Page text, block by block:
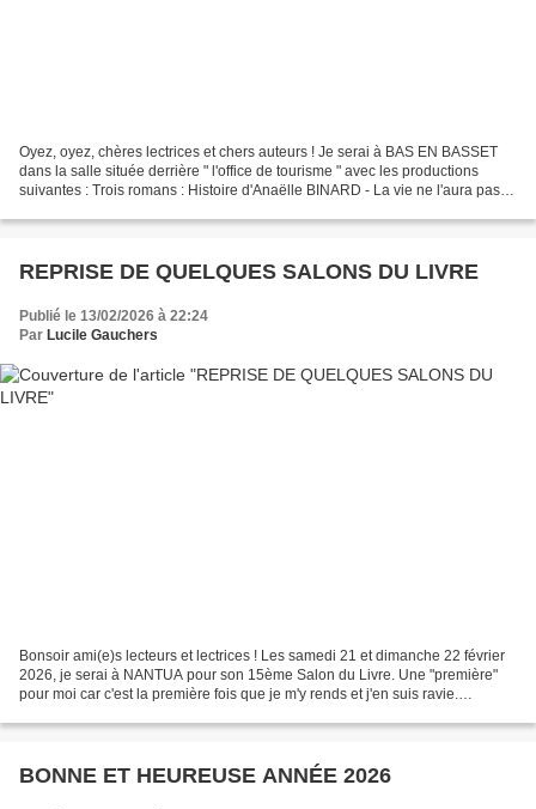
Oyez, oyez, chères lectrices et chers auteurs ! Je serai à BAS EN BASSET
dans la salle située derrière " l'office de tourisme " avec les productions
suivantes : Trois romans : Histoire d'Anaëlle BINARD - La vie ne l'aura pas
REPRISE DE QUELQUES SALONS DU LIVRE
Publié le 13/02/2026 à 22:24
Par Lucile Gauchers
Bonsoir ami(e)s lecteurs et lectrices ! Les samedi 21 et dimanche 22 février
2026, je serai à NANTUA pour son 15ème Salon du Livre. Une "première"
pour moi car c'est la première fois que je m'y rends et j'en suis ravie.
BONNE ET HEUREUSE ANNÉE 2026